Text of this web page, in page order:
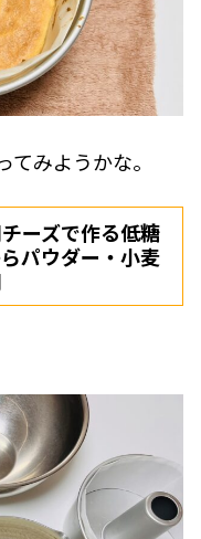
みようかな。
ーズで作る低糖
パウダー・小麦